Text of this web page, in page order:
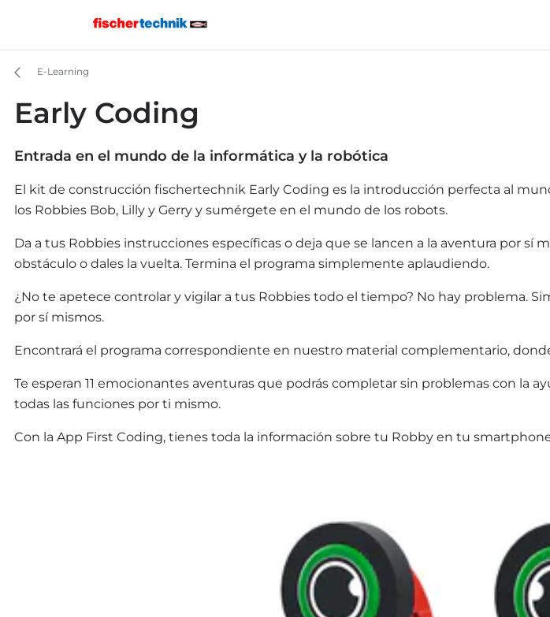
E-Learning
Early Coding
Entrada en el mundo de la informática y la robótica
El kit de construcción fischertechnik Early Coding es la introducción perfecta al
los Robbies Bob, Lilly y Gerry y sumérgete en el mundo de los robots.
Da a tus Robbies instrucciones específicas o deja que se lancen a la aventura por
obstáculo o dales la vuelta. Termina el programa simplemente aplaudiendo.
¿No te apetece controlar y vigilar a tus Robbies todo el tiempo? No hay problema.
por sí mismos.
Encontrará el programa correspondiente en nuestro material complementario,
Te esperan 11 emocionantes aventuras que podrás completar sin problemas con la
todas las funciones por ti mismo.
Con la App First Coding, tienes toda la información sobre tu Robby en tu